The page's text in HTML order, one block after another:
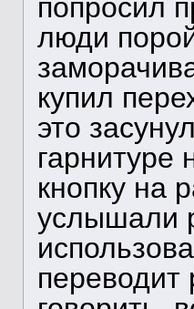
попросил
люди
купил
это
гарнитуре
кнопку на
услышали
переводит